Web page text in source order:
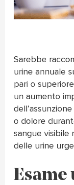
Sarebbe
urine annuale
pari o
un aumento
o dolore
sangue visibile
delle urine
Esame